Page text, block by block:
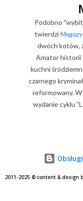
Podobno
twierdzi
dwóch kotów,
Amator historii
kuchni
czarnego
reformowany.
wydanie cyklu
2011-2025 © content & design